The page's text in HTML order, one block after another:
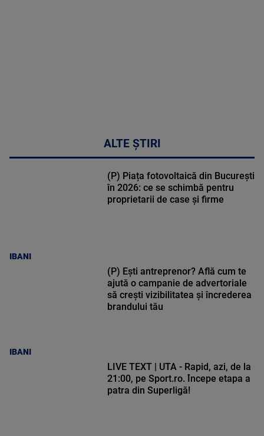
ALTE ȘTIRI
IBANI
(P) Piața fotovoltaică din București
în 2026: ce se schimbă pentru
proprietarii de case și firme
IBANI
(P) Ești antreprenor? Află cum te
ajută o campanie de advertoriale
să crești vizibilitatea și încrederea
brandului tău
LIVE TEXT | UTA - Rapid, azi, de la
21:00, pe Sport.ro. Începe etapa a
patra din Superligă!